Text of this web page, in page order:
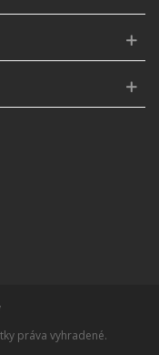
práva vyhradené.